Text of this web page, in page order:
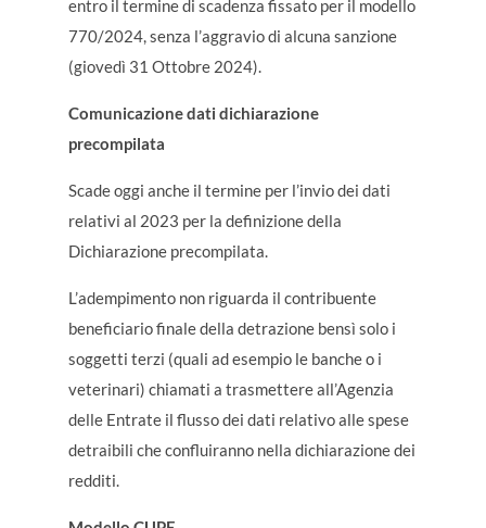
entro il termine di scadenza fissato per il modello
770/2024, senza l’aggravio di alcuna sanzione
(giovedì 31 Ottobre 2024).
Comunicazione dati dichiarazione
precompilata
Scade oggi anche il termine per l’invio dei dati
relativi al 2023 per la definizione della
Dichiarazione precompilata.
L’adempimento non riguarda il contribuente
beneficiario finale della detrazione bensì solo i
soggetti terzi (quali ad esempio le banche o i
veterinari) chiamati a trasmettere all’Agenzia
delle Entrate il flusso dei dati relativo alle spese
detraibili che confluiranno nella dichiarazione dei
redditi.